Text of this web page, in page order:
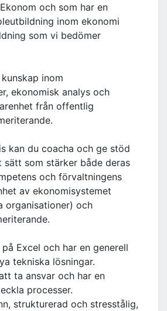
och som har en
inom ekonomi
som vi bedömer
inom
ekonomisk analys och
från offentlig
kan du coacha och ge stöd
som stärker både deras
och förvaltningens
av ekonomisystemet
organisationer) och
Excel och har en generell
tekniska lösningar.
ta ansvar och har en
processer.
strukturerad och stresstålig,